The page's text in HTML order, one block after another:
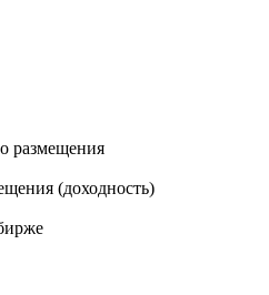
размещения
(доходность)